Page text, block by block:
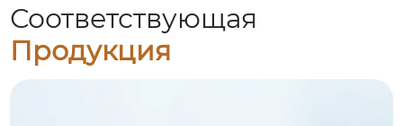
Соответствующая
Продукция